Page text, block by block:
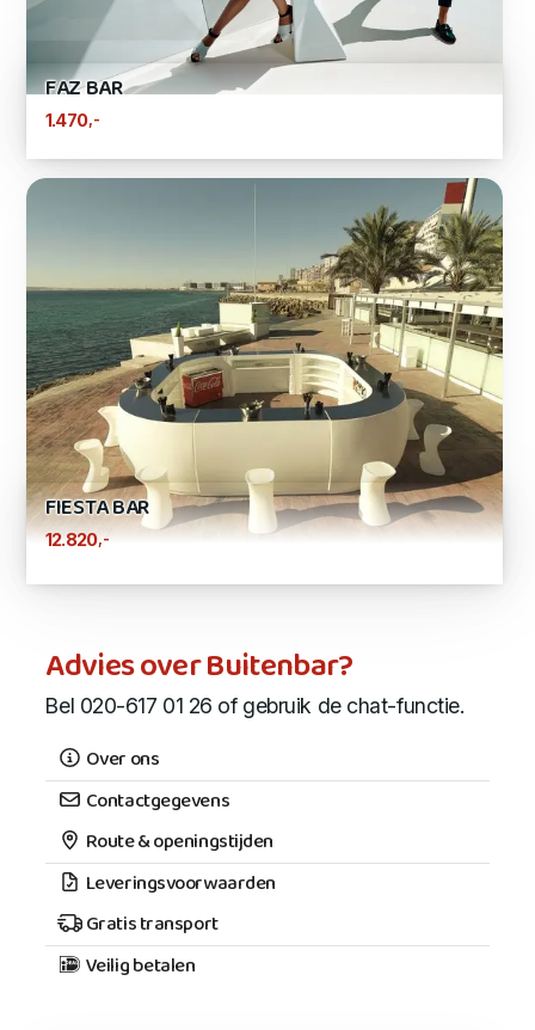
FAZ BAR
1.470 ,-
FIESTA BAR
12.820,-
Advies over Buitenbar?
Bel 020-617 01 26 of gebruik de chat-functie.
Over ons
Contactgegevens
Route & openingstijden
Leveringsvoorwaarden
Gratis transport
Veilig betalen